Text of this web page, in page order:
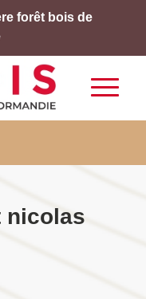
forêt bois de
nicolas